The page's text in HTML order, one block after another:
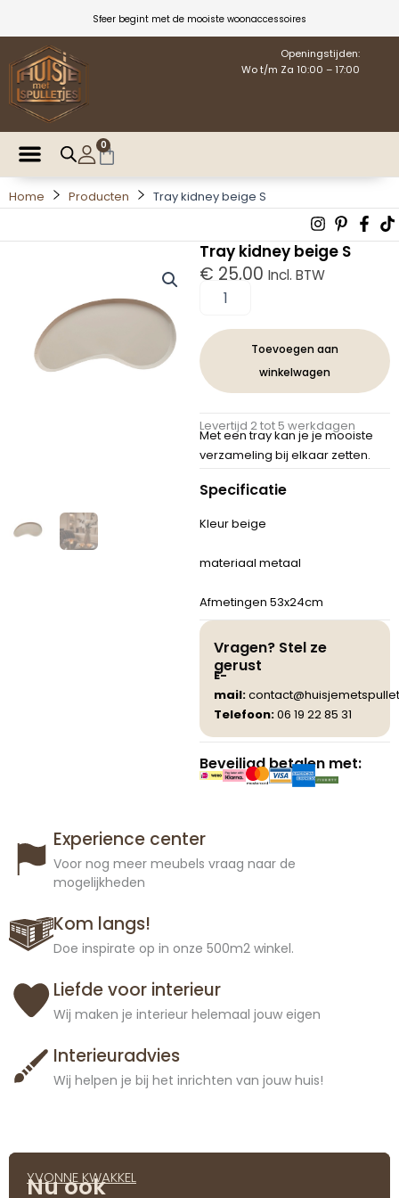
inhoud
Sfeer begint met de mooiste woonaccessoires
Openingstijden:
Wo t/m Za 10:00 – 17:00
0
Winkelwagen
Home Producten Tray kidney beige S
Instagram
p f
Tray kidney beige S
€ 25,00 Incl. BTW
Tray
kidney
beige
S
aantal
Toevoegen aan
winkelwagen
Levertijd 2 tot 5 werkdagen
Met een tray kan je je mooiste
verzameling bij elkaar zetten.
Specificatie
Kleur beige
materiaal metaal
Afmetingen 53x24cm
Vragen? Stel ze
gerust
E-
mail:
Telefoon:06 19 22 85 31
Beveiligd betalen met:
Experience center
Voor nog meer meubels vraag naar de
mogelijkheden
Kom langs!
Doe inspirate op in onze 500m2 winkel.
Liefde voor interieur
Wij maken je interieur helemaal jouw eigen
Interieuradvies
Wij helpen je bij het inrichten van jouw huis!
YVONNE KWAKKEL
Nu ook